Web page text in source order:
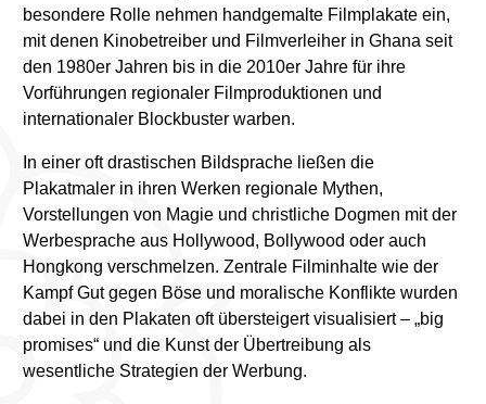
besondere Rolle nehmen handgemalte Filmplakate ein,
mit denen Kinobetreiber und Filmverleiher in Ghana seit
den 1980er Jahren bis in die 2010er Jahre für ihre
Vorführungen regionaler Filmproduktionen und
internationaler Blockbuster warben.
In einer oft drastischen Bildsprache ließen die
Plakatmaler in ihren Werken regionale Mythen,
Vorstellungen von Magie und christliche Dogmen mit der
Werbesprache aus Hollywood, Bollywood oder auch
Hongkong verschmelzen. Zentrale Filminhalte wie der
Kampf Gut gegen Böse und moralische Konflikte wurden
dabei in den Plakaten oft übersteigert visualisiert – „big
promises“ und die Kunst der Übertreibung als
wesentliche Strategien der Werbung.